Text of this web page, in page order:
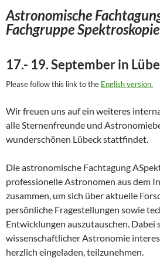
Astronomische
Fachgruppe Spektroskopie
17.- 19. September in
Please follow this link to the English version.
Wir freuen uns auf ein weiteres
alle Sternenfreunde und
wunderschönen Lübeck stattfindet.
Die astronomische Fachtagung
professionelle Astronomen aus dem
zusammen, um sich über aktuelle
persönliche Fragestellungen sowie
Entwicklungen auszutauschen. Dabei
wissenschaftlicher Astronomie
herzlich eingeladen, teilzunehmen.